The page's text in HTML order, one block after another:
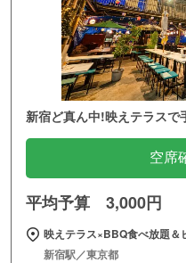
新宿ど真ん中!映えテラスで
空席
平均予算 3,000円
映えテラス×BBQ食べ放題＆
新宿駅／東京都